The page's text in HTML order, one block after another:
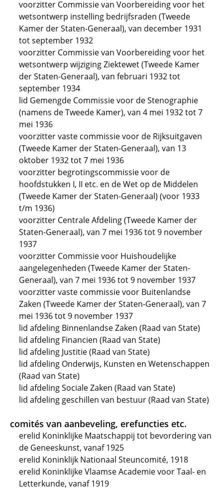
voorzitter Commissie van Voorbereiding voor het
wetsontwerp instelling bedrijfsraden (Tweede
Kamer der Staten-Generaal), van december 1931
tot september 1932
voorzitter Commissie van Voorbereiding voor het
wetsontwerp wijziging Ziektewet (Tweede Kamer
der Staten-Generaal), van februari 1932 tot
september 1934
lid Gemengde Commissie voor de Stenographie
(namens de Tweede Kamer), van 4 mei 1932 tot 7
mei 1936
voorzitter vaste commissie voor de Rijksuitgaven
(Tweede Kamer der Staten-Generaal), van 13
oktober 1932 tot 7 mei 1936
voorzitter begrotingscommissie voor de
hoofdstukken I, II etc. en de Wet op de Middelen
(Tweede Kamer der Staten-Generaal) (voor 1933
t/m 1936)
voorzitter Centrale Afdeling (Tweede Kamer der
Staten-Generaal), van 7 mei 1936 tot 9 november
1937
voorzitter Commissie voor Huishoudelijke
aangelegenheden (Tweede Kamer der Staten-
Generaal), van 7 mei 1936 tot 9 november 1937
voorzitter vaste commissie voor Buitenlandse
Zaken (Tweede Kamer der Staten-Generaal), van 7
mei 1936 tot 9 november 1937
lid afdeling Binnenlandse Zaken (Raad van State)
lid afdeling Financien (Raad van State)
lid afdeling Justitie (Raad van State)
lid afdeling Onderwijs, Kunsten en Wetenschappen
(Raad van State)
lid afdeling Sociale Zaken (Raad van State)
lid afdeling geschillen van bestuur (Raad van State)
comités van aanbeveling, erefuncties etc.
erelid Koninklijke Maatschappij tot bevordering van
de Geneeskunst, vanaf 1925
erelid Koninklijk Nationaal Steuncomité, 1918
erelid Koninklijke Vlaamse Academie voor Taal- en
Letterkunde, vanaf 1919